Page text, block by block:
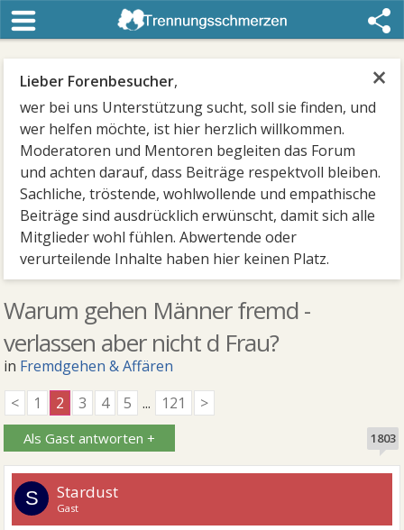
×
Lieber Forenbesucher,
wer bei uns Unterstützung sucht, soll sie finden, und
wer helfen möchte, ist hier herzlich willkommen.
Moderatoren und Mentoren begleiten das Forum
und achten darauf, dass Beiträge respektvoll bleiben.
Sachliche, tröstende, wohlwollende und empathische
Beiträge sind ausdrücklich erwünscht, damit sich alle
Mitglieder wohl fühlen. Abwertende oder
verurteilende Inhalte haben hier keinen Platz.
Warum gehen Männer fremd -
verlassen aber nicht d Frau?
in Fremdgehen & Affären
<
1 2 3 4 5 ... 121 >
Als Gast antworten + 1803
S Stardust
Gast